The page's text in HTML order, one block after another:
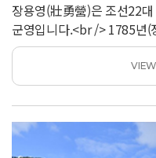
장용영(壯勇營)은 조선22
군영입니다.<br /> 1785년(
장용위(壯勇衛)를 확대하
<br /> 장용영은 내영과 외
중심으로, 외영은 수원화성
수원화성의 외영은 정2품
편제는 화성행궁을 방비하
협수군으로 구성되었습니다.